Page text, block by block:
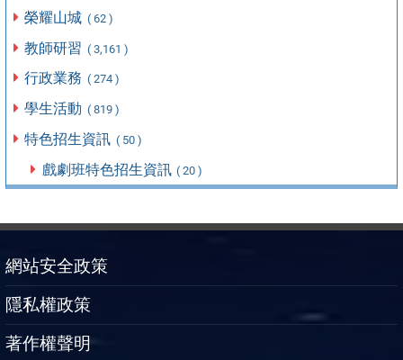
榮耀山城 ( 62 )
教師研習 ( 3,161 )
行政業務 ( 274 )
學生活動 ( 819 )
特色招生資訊 ( 50 )
戲劇班特色招生資訊 ( 20 )
網站安全政策
隱私權政策
著作權聲明